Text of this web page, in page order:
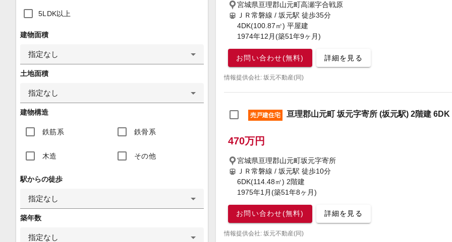
5LDK以上
建物面積
指定なし
土地面積
指定なし
建物構造
鉄筋系 鉄骨系
木造 その他
駅からの徒歩
指定なし
築年数
指定なし
宮城県亘理郡山元町高瀬字合戦原
ＪＲ常磐線 / 坂元駅 徒歩35分
4DK(100.87㎡) 平屋建
1974年12月(築51年9ヶ月)
お問い合わせ(無料) 詳細を見る
情報提供会社: 坂元不動産(同)
売戸建住宅 亘理郡山元町 坂元字寄所 (坂元駅) 2階建 6DK
470万円
宮城県亘理郡山元町坂元字寄所
ＪＲ常磐線 / 坂元駅 徒歩10分
6DK(114.48㎡) 2階建
1975年1月(築51年8ヶ月)
お問い合わせ(無料) 詳細を見る
情報提供会社: 坂元不動産(同)